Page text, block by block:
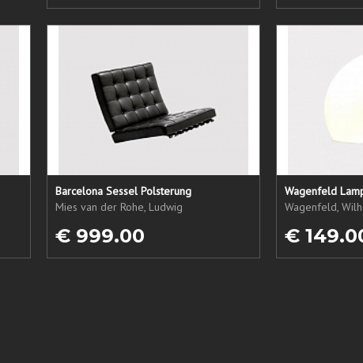
Barcelona Sessel Polsterung
Mies van der Rohe, Ludwig
€ 999.00
Wagenfeld
Wagenfeld,
€